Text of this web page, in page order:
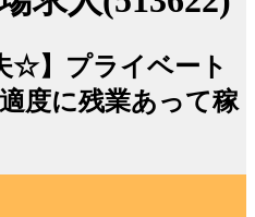
☆】プライベート
度に残業あって稼